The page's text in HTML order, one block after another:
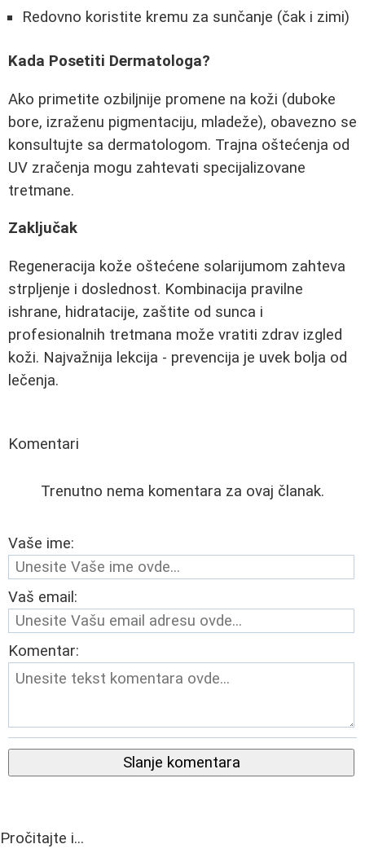
Redovno koristite kremu za sunčanje (čak i zimi)
Kada Posetiti Dermatologa?
Ako primetite ozbiljnije promene na koži (duboke
bore, izraženu pigmentaciju, mladeže), obavezno se
konsultujte sa dermatologom. Trajna oštećenja od
UV zračenja mogu zahtevati specijalizovane
tretmane.
Zaključak
Regeneracija kože oštećene solarijumom zahteva
strpljenje i doslednost. Kombinacija pravilne
ishrane, hidratacije, zaštite od sunca i
profesionalnih tretmana može vratiti zdrav izgled
koži. Najvažnija lekcija - prevencija je uvek bolja od
lečenja.
Komentari
Trenutno nema komentara za ovaj članak.
Vaše ime:
Vaš email:
Komentar:
Slanje komentara
Pročitajte i...